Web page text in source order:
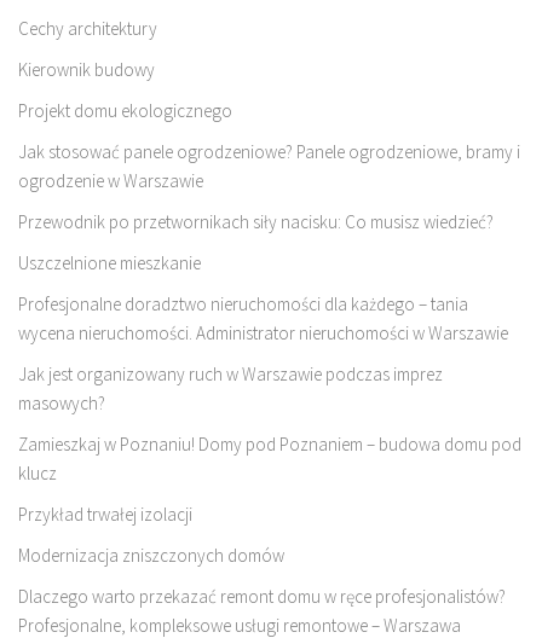
Cechy architektury
Kierownik budowy
Projekt domu ekologicznego
Jak stosować panele ogrodzeniowe? Panele ogrodzeniowe, bramy i
ogrodzenie w Warszawie
Przewodnik po przetwornikach siły nacisku: Co musisz wiedzieć?
Uszczelnione mieszkanie
Profesjonalne doradztwo nieruchomości dla każdego – tania
wycena nieruchomości. Administrator nieruchomości w Warszawie
Jak jest organizowany ruch w Warszawie podczas imprez
masowych?
Zamieszkaj w Poznaniu! Domy pod Poznaniem – budowa domu pod
klucz
Przykład trwałej izolacji
Modernizacja zniszczonych domów
Dlaczego warto przekazać remont domu w ręce profesjonalistów?
Profesjonalne, kompleksowe usługi remontowe – Warszawa